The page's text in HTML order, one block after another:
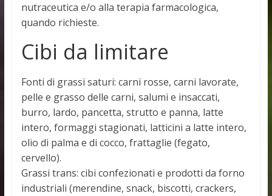
nutraceutica e/o alla terapia farmacologica,
quando richieste.
Cibi da limitare
Fonti di grassi saturi: carni rosse, carni lavorate,
pelle e grasso delle carni, salumi e insaccati,
burro, lardo, pancetta, strutto e panna, latte
intero, formaggi stagionati, latticini a latte intero,
olio di palma e di cocco, frattaglie (fegato,
cervello).
Grassi trans: cibi confezionati e prodotti da forno
industriali (merendine, snack, biscotti, crackers,